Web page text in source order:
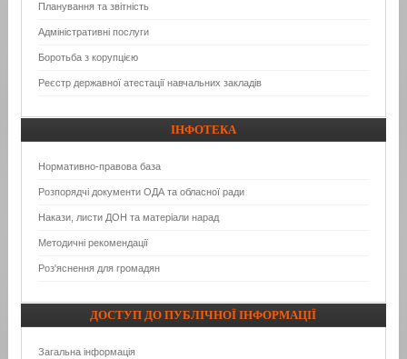
Планування та звітність
Адміністративні послуги
Боротьба з корупцією
Реєстр державної атестації навчальних закладів
ІНФОТЕКА
Нормативно-правова база
Розпорядчі документи ОДА та обласної ради
Накази, листи ДОН та матеріали нарад
Методичні рекомендації
Роз'яснення для громадян
ДОСТУПДО ПУБЛІЧНОЇ ІНФОРМАЦІЇ
Загальна інформація